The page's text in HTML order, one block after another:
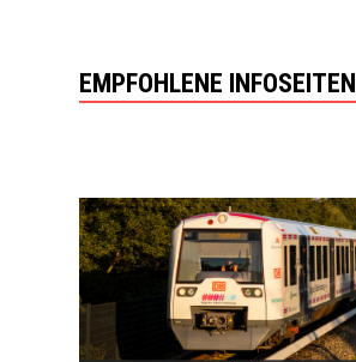
EMPFOHLENE INFOSEITEN